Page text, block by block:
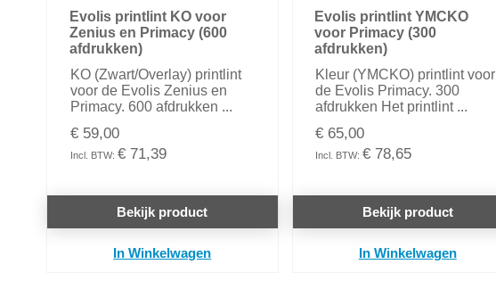
Evolis printlint KO voor
Zenius en Primacy (600
afdrukken)
KO (Zwart/Overlay) printlint
voor de Evolis Zenius en
Primacy. 600 afdrukken ...
€ 59,00
€ 71,39
Bekijk product
In Winkelwagen
Evolis printlint YMCKO
voor Primacy (300
afdrukken)
Kleur (YMCKO) printlint voor
de Evolis Primacy. 300
afdrukken Het printlint ...
€ 65,00
€ 78,65
Bekijk product
In Winkelwagen